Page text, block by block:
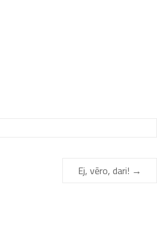
Ej, vēro, dari! →